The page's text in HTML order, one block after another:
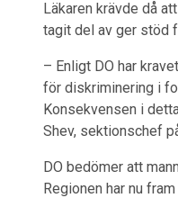
Läkaren krävde då
tagit del av ger stöd
– Enligt DO har
för diskriminering i
Konsekvensen i
Shev, sektionschef
DO bedömer att
Regionen har nu